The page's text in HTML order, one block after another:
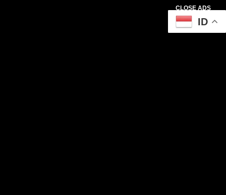
CLOSE ADS
ID